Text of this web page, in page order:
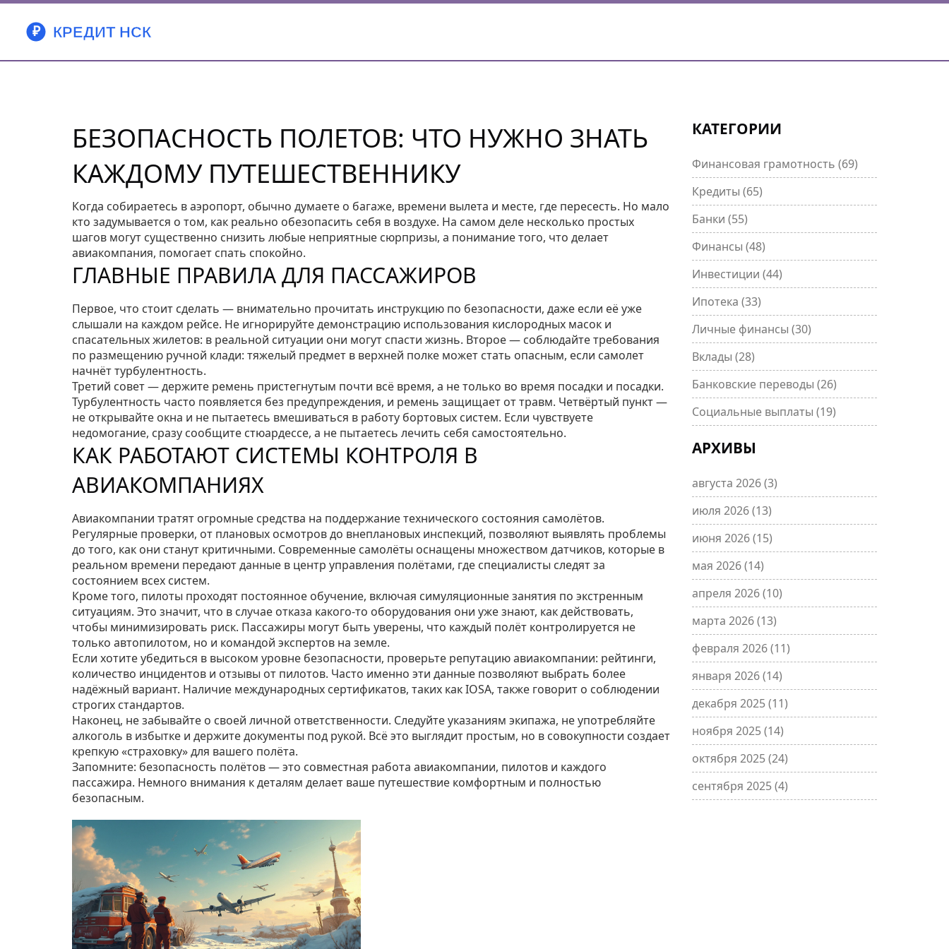
БЕЗОПАСНОСТЬ ПОЛЕТОВ: ЧТО НУЖНО ЗНАТЬ
КАЖДОМУ ПУТЕШЕСТВЕННИКУ
Когда собираетесь в аэропорт, обычно думаете о багаже, времени вылета и месте, где пересесть. Но мало
кто задумывается о том, как реально обезопасить себя в воздухе. На самом деле несколько простых
шагов могут существенно снизить любые неприятные сюрпризы, а понимание того, что делает
авиакомпания, помогает спать спокойно.
ГЛАВНЫЕ ПРАВИЛА ДЛЯ ПАССАЖИРОВ
Первое, что стоит сделать — внимательно прочитать инструкцию по безопасности, даже если её уже
слышали на каждом рейсе. Не игнорируйте демонстрацию использования кислородных масок и
спасательных жилетов: в реальной ситуации они могут спасти жизнь. Второе — соблюдайте требования
по размещению ручной клади: тяжелый предмет в верхней полке может стать опасным, если самолет
начнёт турбулентность.
Третий совет — держите ремень пристегнутым почти всё время, а не только во время посадки и посадки.
Турбулентность часто появляется без предупреждения, и ремень защищает от травм. Четвёртый пункт —
не открывайте окна и не пытаетесь вмешиваться в работу бортовых систем. Если чувствуете
недомогание, сразу сообщите стюардессе, а не пытаетесь лечить себя самостоятельно.
КАК РАБОТАЮТ СИСТЕМЫ КОНТРОЛЯ В
АВИАКОМПАНИЯХ
Авиакомпании тратят огромные средства на поддержание технического состояния самолётов.
Регулярные проверки, от плановых осмотров до внеплановых инспекций, позволяют выявлять проблемы
до того, как они станут критичными. Современные самолёты оснащены множеством датчиков, которые в
реальном времени передают данные в центр управления полётами, где специалисты следят за
состоянием всех систем.
Кроме того, пилоты проходят постоянное обучение, включая симуляционные занятия по экстренным
ситуациям. Это значит, что в случае отказа какого‑то оборудования они уже знают, как действовать,
чтобы минимизировать риск. Пассажиры могут быть уверены, что каждый полёт контролируется не
только автопилотом, но и командой экспертов на земле.
Если хотите убедиться в высоком уровне безопасности, проверьте репутацию авиакомпании: рейтинги,
количество инцидентов и отзывы от пилотов. Часто именно эти данные позволяют выбрать более
надёжный вариант. Наличие международных сертификатов, таких как IOSA, также говорит о соблюдении
строгих стандартов.
Наконец, не забывайте о своей личной ответственности. Следуйте указаниям экипажа, не употребляйте
алкоголь в избытке и держите документы под рукой. Всё это выглядит простым, но в совокупности создает
крепкую «страховку» для вашего полёта.
Запомните: безопасность полётов — это совместная работа авиакомпании, пилотов и каждого
пассажира. Немного внимания к деталям делает ваше путешествие комфортным и полностью
безопасным.
КАТЕГОРИИ
Финансовая грамотность (69)
Кредиты (65)
Банки (55)
Финансы (48)
Инвестиции (44)
Ипотека (33)
Личные финансы (30)
Вклады (28)
Банковские переводы (26)
Социальные выплаты (19)
АРХИВЫ
августа 2026(3)
июля 2026(13)
июня 2026(15)
мая 2026(14)
апреля 2026(10)
марта 2026(13)
февраля 2026(11)
января 2026(14)
декабря 2025(11)
ноября 2025(14)
октября 2025(24)
сентября 2025(4)